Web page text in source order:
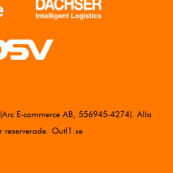
E-commerce AB, 556945-4274). Alla
reserverade. Outl1.se